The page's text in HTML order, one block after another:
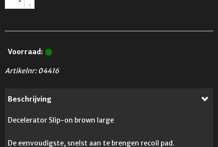
-
Voorraad:
Artikelnr: 04416
Beschrijving
Decelerator Slip-on brown large
De eenvoudigste, snelst aan te brengen recoil pad.